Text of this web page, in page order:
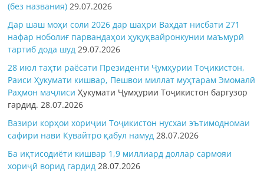
(без названия) 29.07.2026
Дар шаш моҳи соли 2026 дар шаҳри Ваҳдат нисбати 271
нафар ноболиғ парвандаҳои ҳуқуқвайронкунии маъмурӣ
тартиб дода шуд 29.07.2026
28 июл таҳти раёсати Президенти Ҷумҳурии Тоҷикистон,
Раиси Ҳукумати кишвар, Пешвои миллат муҳтарам Эмомалӣ
Раҳмон маҷлисиҲукумати Ҷумҳурии Тоҷикистон баргузор
гардид.28.07.2026
Вазири корҳои хориҷии Тоҷикистон нусхаи эътимодномаи
сафири нави Кувайтро қабул намуд 28.07.2026
Ба иқтисодиёти кишвар 1,9 миллиард доллар сармояи
хориҷӣ ворид гардид 28.07.2026